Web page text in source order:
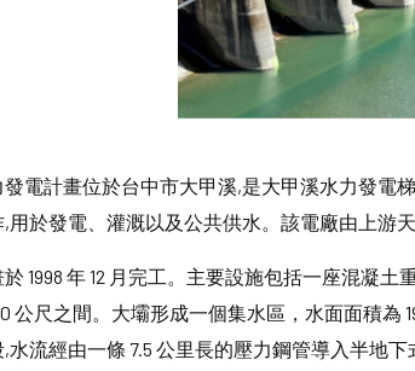
發電計畫位於台中市大甲溪,是大甲溪水力發電
用於發電、灌溉以及公共供水。該電廠由上游
1998 年 12 月完工。主要設施包括一座混凝土
公尺之間。大壩形成一個集水區，水面面積為
水流經由一條 7.5 公里長的壓力鋼管導入半地